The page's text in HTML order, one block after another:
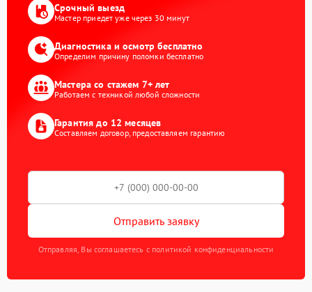
Срочный выезд
Мастер приедет уже через 30 минут
Диагностика и осмотр бесплатно
Определим причину поломки бесплатно
Мастера со стажем 7+ лет
Работаем с техникой любой сложности
Гарантия до 12 месяцев
Составляем договор, предоставляем гарантию
Отправить заявку
Отправляя, Вы соглашаетесь с политикой конфиденциальности